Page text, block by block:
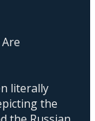
literally
the